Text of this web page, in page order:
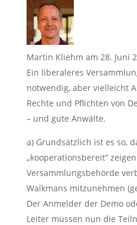
Martin Kliehm am 28. Juni
Ein liberaleres
notwendig, aber vielleicht
Rechte und Pflichten von
– und gute Anwälte.
a) Grundsätzlich ist es so,
„kooperationsbereit“
Versammlungsbehörde
Walkmans mitzunehmen
Der Anmelder der Demo
Leiter müssen nun die